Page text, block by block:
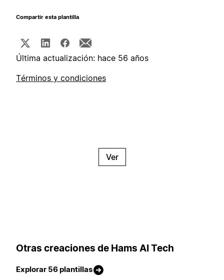
Compartir esta plantilla
Última actualización: hace 56 años
Términos y condiciones
Ver
Otras creaciones de Hams AI Tech
Explorar 56 plantillas